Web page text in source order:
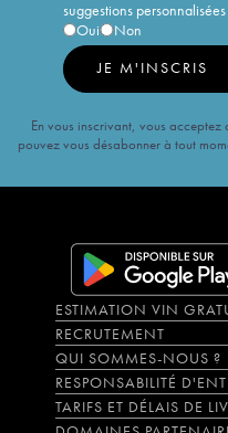
suggestions personnalisées
Oui
Non
JE M'INSCRIS
En vous inscrivant, vous
pouvez vous désabonner à tout
ESTIMATION VIN
RECRUTEMENT
QUI SOMMES-NOUS ?
RESPONSABILITÉ
TARIFS ET DÉLAIS DE